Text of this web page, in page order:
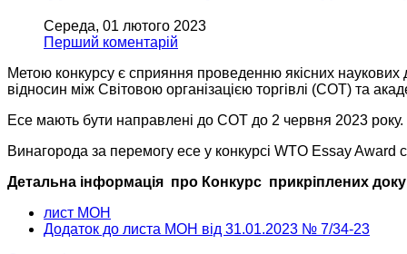
Середа, 01 лютого 2023
Перший коментарій
Метою конкурсу є сприяння проведенню якісних наукових
відносин між Світовою організацією торгівлі (СОТ) та
Есе мають бути направлені до СОТ до 2 червня 2023 року.
Винагорода за перемогу есе у конкурсі WTO Essay
Детальна інформація про Конкурс прикріплених
лист МОН
Додаток до листа МОН від 31.01.2023 № 7/34-23